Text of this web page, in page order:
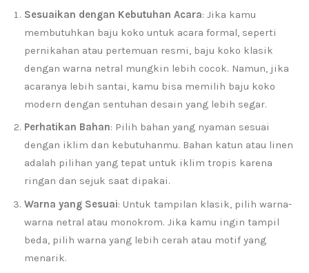
Sesuaikan dengan Kebutuhan Acara: Jika kamu
membutuhkan baju koko untuk acara formal, seperti
pernikahan atau pertemuan resmi, baju koko klasik
dengan warna netral mungkin lebih cocok. Namun, jika
acaranya lebih santai, kamu bisa memilih baju koko
modern dengan sentuhan desain yang lebih segar.
Perhatikan Bahan: Pilih bahan yang nyaman sesuai
dengan iklim dan kebutuhanmu. Bahan katun atau linen
adalah pilihan yang tepat untuk iklim tropis karena
ringan dan sejuk saat dipakai.
Warna yang Sesuai: Untuk tampilan klasik, pilih warna-
warna netral atau monokrom. Jika kamu ingin tampil
beda, pilih warna yang lebih cerah atau motif yang
menarik.